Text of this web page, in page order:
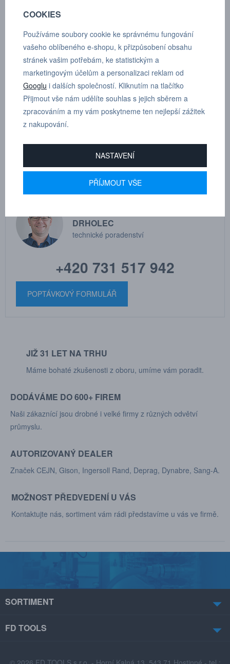
Průtok vzduchu:
Max. pracovní tlak:35 bar
Min. průtlak: 140 bar
Spojovací síla:169.6 N
Rozsah teplot:-30°C až +100°C
Materiál spojky:Poniklovaná ocel/mosaz
Materiál vsuvky:Kalená pozinkovaná ocel
DRHOLEC
technické poradenství
+420 731 517 942
POPTÁVKOVÝ FORMULÁŘ
JIŽ 31 LET NA TRHU
Máme bohaté zkušenosti z oboru, umíme vám poradit.
DODÁVÁME DO 600+ FIREM
Naši zákaznící jsou drobné i velké firmy z různých odvětví
průmyslu.
AUTORIZOVANÝ DEALER
Značek CEJN, Gison, Ingersoll Rand, Deprag, Dynabre, Sang-A.
MOŽNOST PŘEDVEDENÍ U VÁS
Kontaktujte nás, sortiment vám rádi představíme u vás ve firmě.
SORTIMENT
FD TOOLS
COOKIES
Používáme soubory cookie ke správnému fungování
vašeho oblíbeného e-shopu, k přizpůsobení obsahu
stránek vašim potřebám, ke statistickým a
marketingovým účelům a personalizaci reklam od
Googlu i dalších společností. Kliknutím na tlačítko
Přijmout vše nám udělíte souhlas s jejich sběrem a
zpracováním a my vám poskytneme ten nejlepší zážitek
z nakupování.
NASTAVENÍ
PŘÍJMOUT VŠE